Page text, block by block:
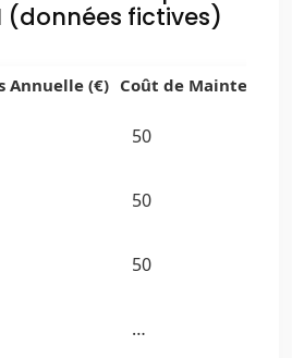
(données fictives)
Annuelle (€) Coût de
50
50
50
…